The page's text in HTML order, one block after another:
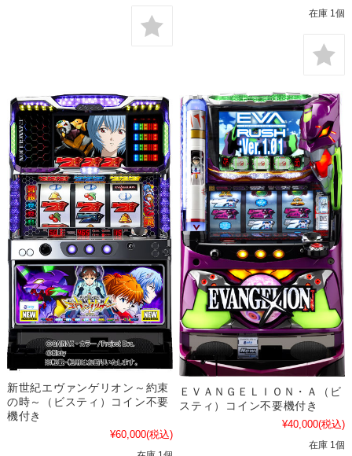
在庫 1個
新世紀エヴァンゲリオン～約束
の時～（ビスティ）コイン不要
機付き
¥60,000(税込)
ＥＶＡＮＧＥＬＩＯＮ・Ａ（ビ
スティ）コイン不要機付き
¥40,000(税込)
在庫 1個